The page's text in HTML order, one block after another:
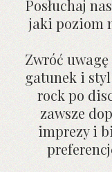
Posłuchaj
jaki poziom
Zwróć
gatunek i
rock po
zawsze
imprezy i